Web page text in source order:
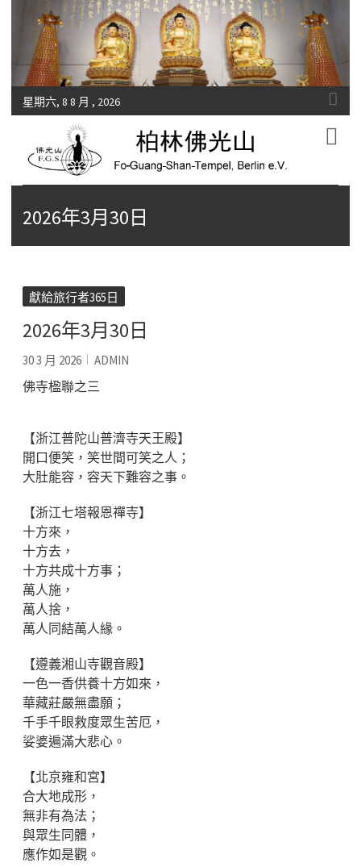
星期六, 8 8 月 , 2026
Fo-Guang-Shan-Tempel, Berlin e.V.
2026年3月30日
獻給旅行者365日
2026年3月30日
30 3 月 2026 ADMIN
佛寺楹聯之三
【浙江普陀山普濟寺天王殿】
開口便笑，笑世間可笑之人；
大肚能容，容天下難容之事。
【浙江七塔報恩禪寺】
十方來，
十方去，
十方共成十方事；
萬人施，
萬人捨，
萬人同結萬人緣。
【遵義湘山寺觀音殿】
一色一香供養十方如來，
華藏莊嚴無盡願；
千手千眼救度眾生苦厄，
娑婆遍滿大悲心。
【北京雍和宮】
合大地成形，
無非有為法；
與眾生同體，
應作如是觀。